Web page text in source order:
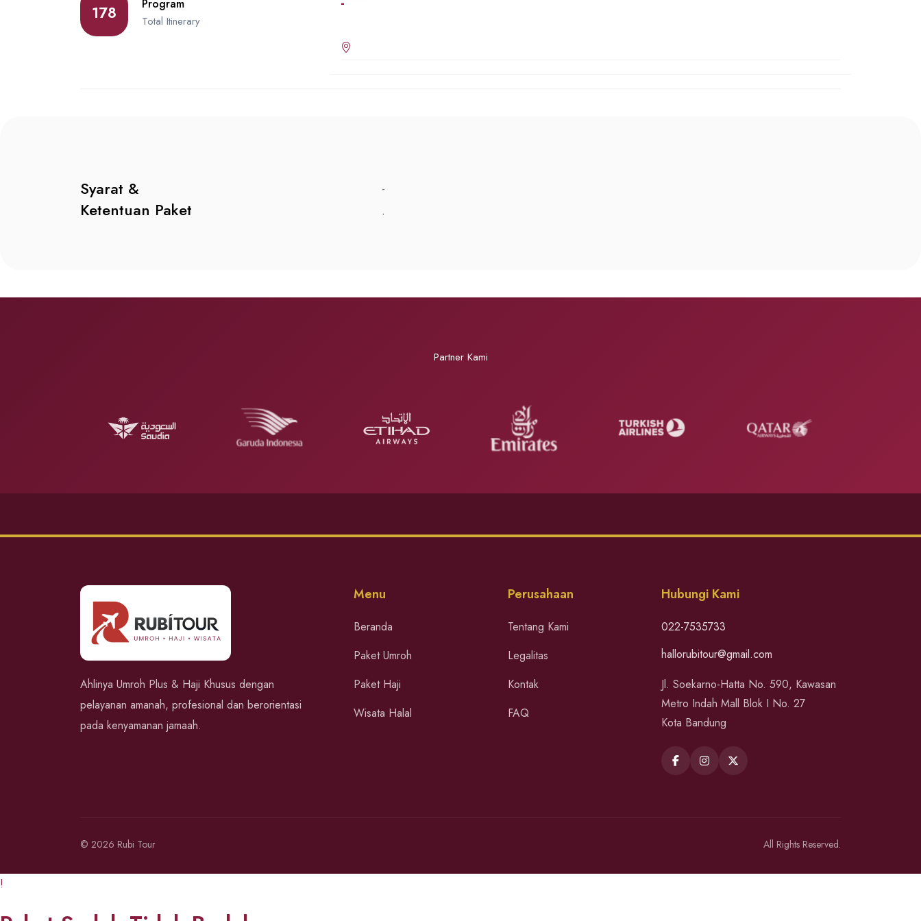
178 Program
Total Itinerary
Syarat &
Ketentuan Paket
-
.
Partner Kami
Ahlinya Umroh Plus & Haji Khusus dengan
pelayanan amanah, profesional dan berorientasi
pada kenyamanan jamaah.
Menu
Beranda
Paket Umroh
Paket Haji
Wisata Halal
Perusahaan
Tentang Kami
Legalitas
Kontak
FAQ
Hubungi Kami
022-7535733
hallorubitour@gmail.com
Jl. Soekarno-Hatta No. 590, Kawasan
Metro Indah Mall Blok I No. 27
Kota Bandung
© 2026 Rubi Tour All Rights Reserved.
!